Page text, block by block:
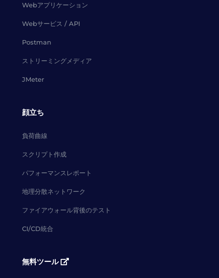
Webアプリケーション
Webサービス / API
Postman
ストリーミングメディア
JMeter
顔立ち
負荷曲線
スクリプト作成
パフォーマンスレポート
地理分散ネットワーク
ファイアウォール背後のテスト
CI/CD統合
無料ツール